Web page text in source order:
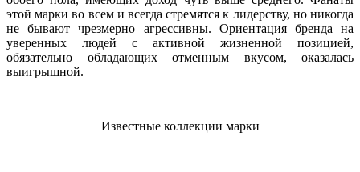
этой марки во всем и всегда стремятся к лидерству, но никогда
не бывают чрезмерно агрессивны. Ориентация бренда на
уверенных людей с активной жизненной позицией,
обязательно обладающих отменным вкусом, оказалась
выигрышной.
Известные коллекции марки